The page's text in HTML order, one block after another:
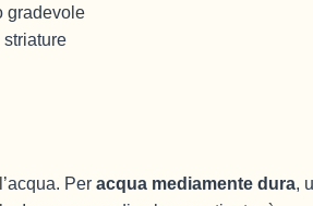
gradevole
striature
Per acqua mediamente dura,